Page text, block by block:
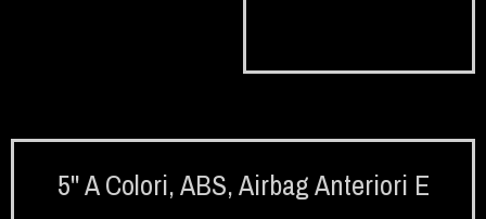
5'' A Colori,ABS,Airbag Anteriori E